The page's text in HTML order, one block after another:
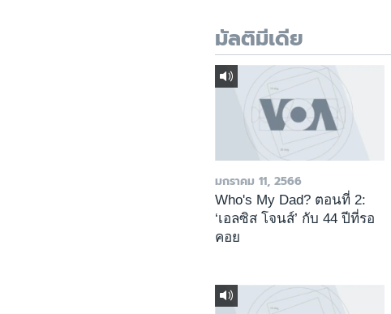
มัลติมีเดีย
มกราคม 11, 2566
Who's My Dad? ตอนที่ 2:
‘เอลซิส โจนส์’ กับ 44 ปีที่รอ
คอย